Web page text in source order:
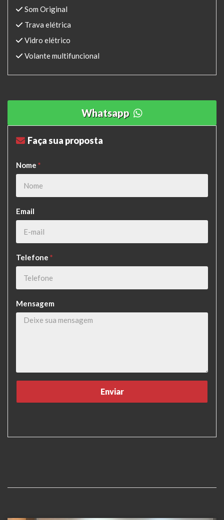
Som Original
Trava elétrica
Vidro elétrico
Volante multifuncional
Whatsapp
Faça sua proposta
Nome *
Email
Telefone *
Mensagem